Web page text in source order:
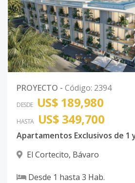
PROYECTO - Código: 2394
DESDE US$ 189,980
HASTA US$ 349,700
El Cortecito, Bávaro
Desde 1 hasta 3 Hab.